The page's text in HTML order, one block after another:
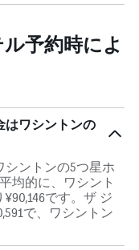
予約時によ
はワシントンの
ントンの5つ星ホ
均的に、ワシント
です。ザ ジ
で、ワシントン